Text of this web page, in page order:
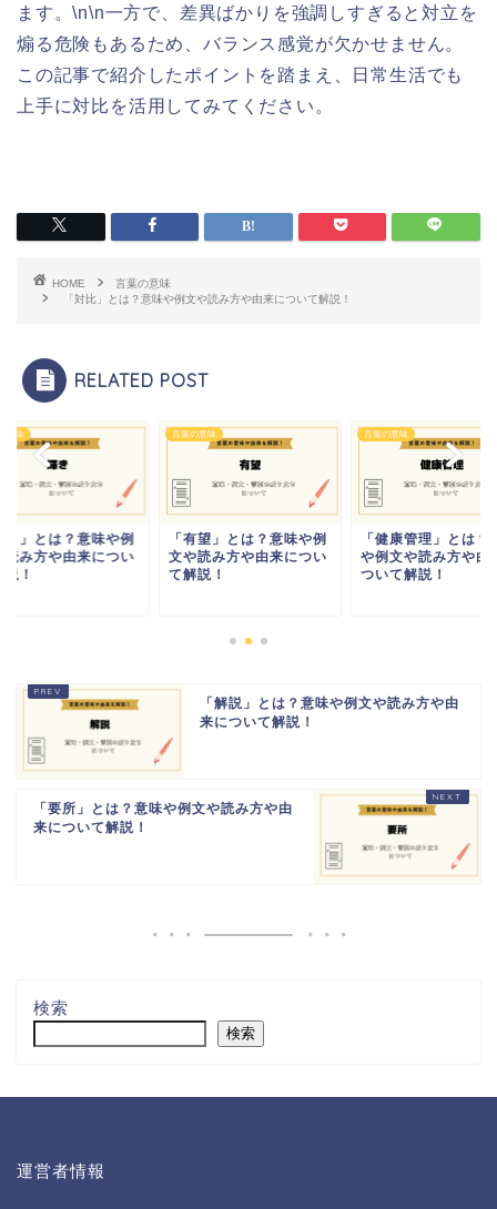
ます。\n\n一方で、差異ばかりを強調しすぎると対立を
煽る危険もあるため、バランス感覚が欠かせません。
この記事で紹介したポイントを踏まえ、日常生活でも
上手に対比を活用してみてください。
HOME
言葉の意味
「対比」とは？意味や例文や読み方や由来について解説！
RELATED POST
意味
き」とは？意味や例
読み方や由来につい
！
言葉の意味
「有望」とは？意味や例
文や読み方や由来につい
て解説！
言葉の意味
「健康管理」とは？
や例文や読み方や由
ついて解説！
「解説」とは？意味や例文や読み方や由
来について解説！
「要所」とは？意味や例文や読み方や由
来について解説！
検索
検索
運営者情報